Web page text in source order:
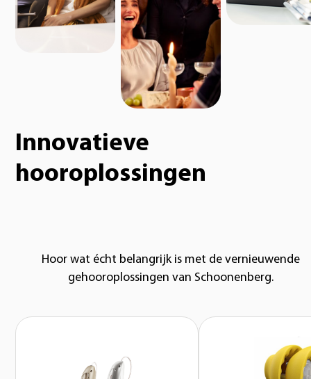
Innovatieve
hooroplossingen
Hoor wat écht belangrijk is met de vernieuwende
gehooroplossingen van Schoonenberg.